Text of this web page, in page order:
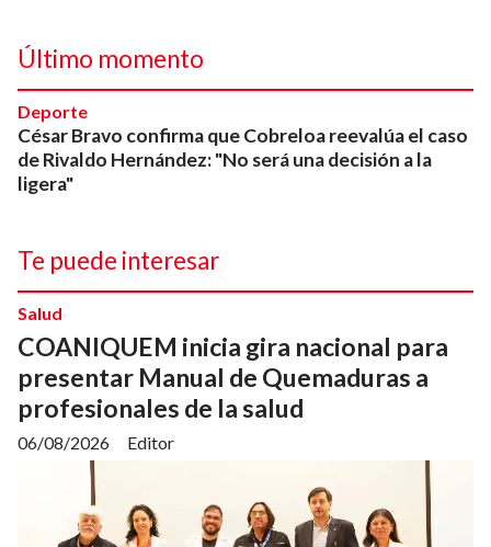
Último momento
César Bravo confirma que Cobreloa reevalúa el caso
de Rivaldo Hernández: "No será una decisión a la
ligera"
Deporte
Te puede interesar
COANIQUEM inicia gira nacional para
presentar Manual de Quemaduras a
profesionales de la salud
Editor
Salud
06/08/2026